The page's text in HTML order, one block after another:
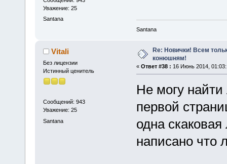
Уважение: 25
Santana
Santana
Vitali
Без лицензии
Истинный ценитель
Сообщений: 943
Уважение: 25
Santana
Re: Новички! Всем
конюшням!
« Ответ #38 : 16 Июнь 2014,
Не могу
первой
одна
написано что